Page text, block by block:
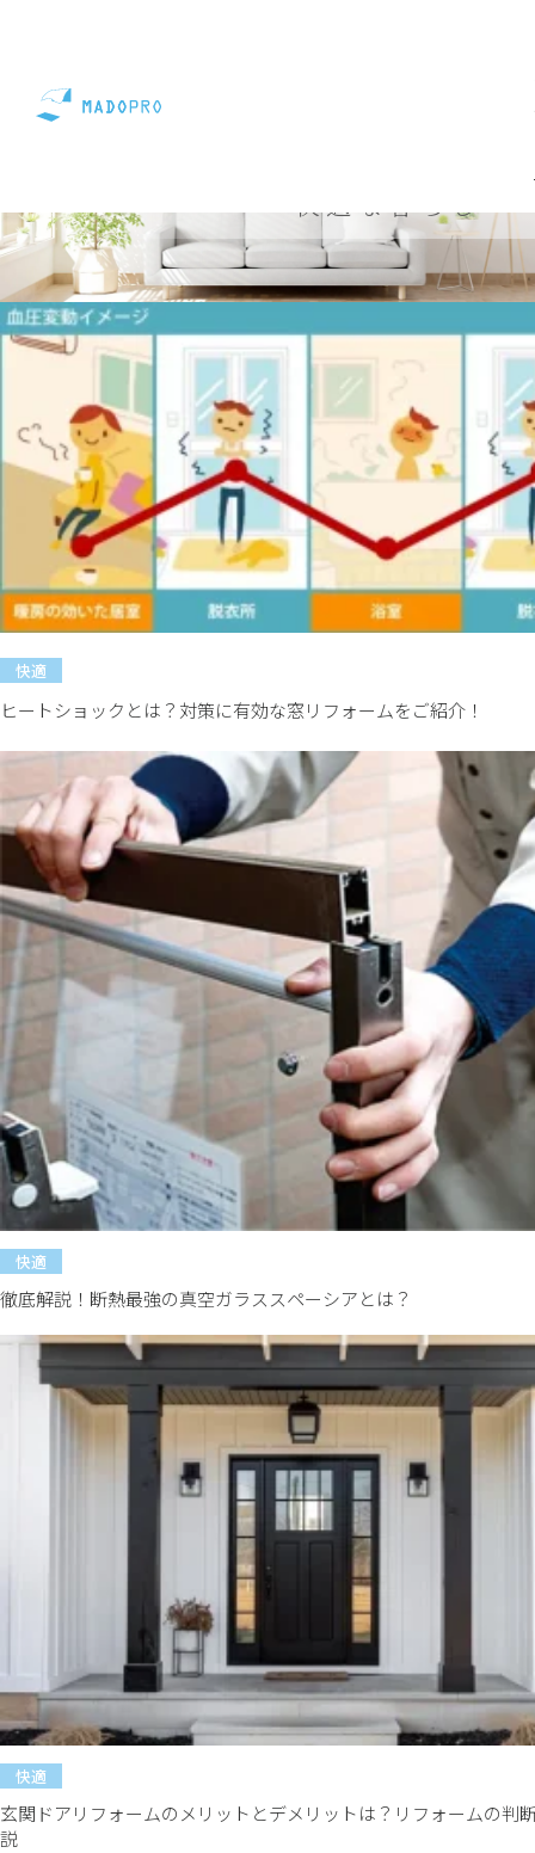
快適な暮らし
ヒートショックとは？対策に有効な窓リフォームをご紹介！
快適
徹底解説！断熱最強の真空ガラススペーシアとは？
快適
玄関ドアリフォームのメリットとデメリットは？リフォームの判
説
快適